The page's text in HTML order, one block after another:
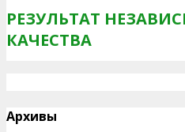
РЕЗУЛЬТАТ
КАЧЕСТВА
Архивы